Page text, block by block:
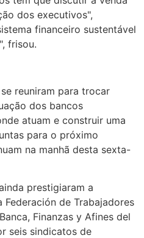
dos executivos",
financeiro sustentável
frisou.
reuniram para trocar
dos bancos
atuam e construir uma
para o próximo
na manhã desta sexta-
prestigiaram a
de Trabajadores
Finanzas y Afines del
seis sindicatos de